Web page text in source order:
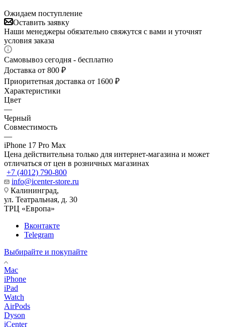
Ожидаем поступление
Оставить заявку
Наши менеджеры обязательно свяжутся с вами и уточнят
условия заказа
Самовывоз сегодня - бесплатно
Доставка от 800 ₽
Приоритетная доставка от 1600 ₽
Характеристики
Цвет
—
Черный
Совместимость
—
iPhone 17 Pro Max
Цена действительна только для интернет-магазина и может
отличаться от цен в розничных магазинах
+7 (4012) 790-800
info@icenter-store.ru
Калининград,
ул. Театральная, д. 30
ТРЦ «Европа»
Вконтакте
Telegram
Выбирайте и покупайте
Mac
iPhone
iPad
Watch
AirPods
Dyson
iCenter